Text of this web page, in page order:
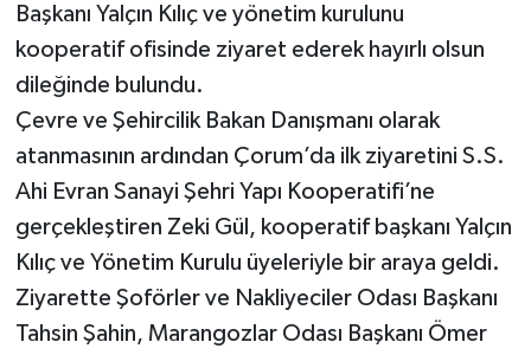
Başkanı Yalçın Kılıç ve yönetim kurulunu
kooperatif ofisinde ziyaret ederek hayırlı olsun
dileğinde bulundu.
Çevre ve Şehircilik Bakan Danışmanı olarak
atanmasının ardından Çorum’da ilk ziyaretini S.S.
Ahi Evran Sanayi Şehri Yapı Kooperatifi’ne
gerçekleştiren Zeki Gül, kooperatif başkanı Yalçın
Kılıç ve Yönetim Kurulu üyeleriyle bir araya geldi.
Ziyarette Şoförler ve Nakliyeciler Odası Başkanı
Tahsin Şahin, Marangozlar Odası Başkanı Ömer